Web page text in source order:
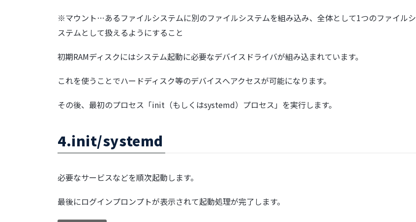
※マウント…あるファイルシステムに別のファイルシステムを組み込み、全体として1つのファイルシ
ステムとして扱えるようにすること
初期RAMディスクにはシステム起動に必要なデバイスドライバが組み込まれています。
これを使うことでハードディスク等のデバイスへアクセスが可能になります。
その後、最初のプロセス「init （もしくはsystemd）プロセス」を実行します。
4.init/systemd
必要なサービスなどを順次起動します。
最後にログインプロンプトが表示されて起動処理が完了します。